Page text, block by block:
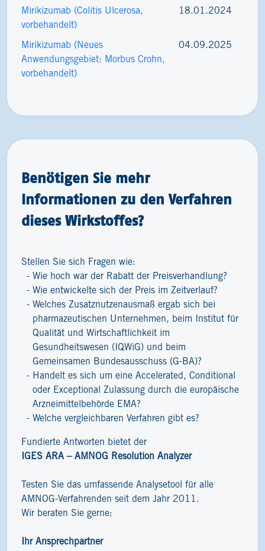
Mirikizumab (Colitis Ulcerosa,
vorbehandelt)
18.01.2024
Mirikizumab (Neues
Anwendungsgebiet: Morbus Crohn,
vorbehandelt)
04.09.2025
Benötigen Sie mehr
Informationen zu den Verfahren
dieses Wirkstoffes?
Stellen Sie sich Fragen wie:
Wie hoch war der Rabatt der Preisverhandlung?
Wie entwickelte sich der Preis im Zeitverlauf?
Welches Zusatznutzenausmaß ergab sich bei
pharmazeutischen Unternehmen, beim Institut für
Qualität und Wirtschaftlichkeit im
Gesundheitswesen (IQWiG) und beim
Gemeinsamen Bundesausschuss (G-BA)?
Handelt es sich um eine Accelerated, Conditional
oder Exceptional Zulassung durch die europäische
Arzneimittelbehörde EMA?
Welche vergleichbaren Verfahren gibt es?
Fundierte Antworten bietet der
IGES ARA – AMNOG Resolution Analyzer
Testen Sie das umfassende Analysetool für alle
AMNOG-Verfahrenden seit dem Jahr 2011.
Wir beraten Sie gerne:
Ihr Ansprechpartner